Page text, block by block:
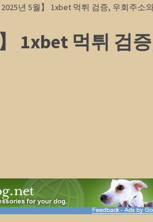
2025년 5월】 1xbet 먹튀 검증, 우회주
】 1xbet 먹튀 검